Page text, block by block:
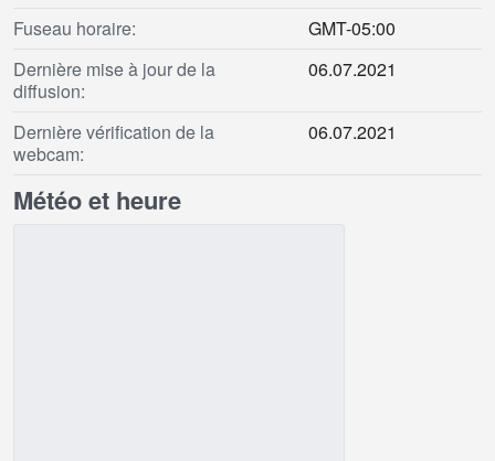
Fuseau horaire:
GMT-05:00
Dernière mise à jour de la
diffusion:
06.07.2021
Dernière vérification de la
webcam:
06.07.2021
Météo et heure